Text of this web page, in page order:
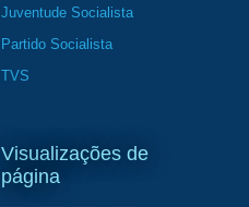
Juventude Socialista
Partido Socialista
TVS
Visualizações de
página